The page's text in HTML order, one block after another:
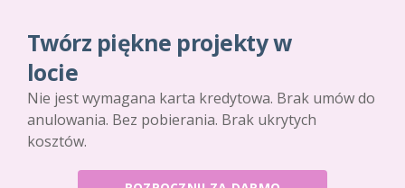
Twórz piękne projekty w
locie
Nie jest wymagana karta kredytowa. Brak umów do
anulowania. Bez pobierania. Brak ukrytych
kosztów.